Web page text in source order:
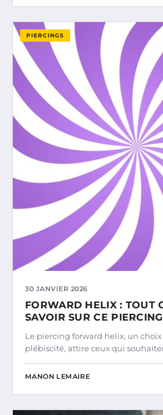
PIERCINGS
30 JANVIER 2026
FORWARD HELIX : TOUT
SAVOIR SUR CE
Le piercing forward helix, un
plébiscité, attire ceux qui
MANON LEMAIRE